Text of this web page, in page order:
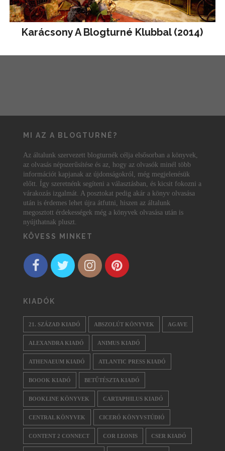
Karácsony A Blogturné Klubbal (2014)
MI AZ A BLOGTURNÉ?
Az általunk szervezett blogturnék célja elsősorban a könyvek,
az olvasás népszerűsítése és az, hogy az olvasók minél több
információt kapjanak az újdonságokról, még megjelenésük
előtt. Így szeretnénk segíteni a választásban, és kicsit fokozni a
várakozás izgalmát. A posztokat pedig akár a könyv olvasása
után is érdemes lehet újra átfutni, hiszen az általunk
megosztott érdekességek még a könyvek olvasása után is
nyújthatnak pluszt.
KÖVESS MINKET
KIADÓK
21. SZÁZAD KIADÓ ABSZOLÚT KÖNYVEK AGAVE
ALEXANDRA KIADÓ ANIMUS KIADÓ
ATHENAEUM KIADÓ ATLANTIC PRESS KIADÓ
BOOOK KIADÓ BETŰTÉSZTA KIADÓ
BOOKLINE KÖNYVEK CARTAPHILUS KIADÓ
CENTRAL KÖNYVEK CICERÓ KÖNYVSTÚDIÓ
CONTENT 2 CONNECT COR LEONIS CSER KIADÓ